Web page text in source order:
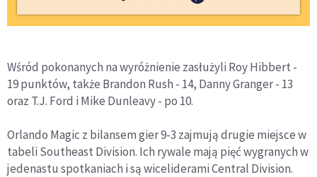
Wśród pokonanych na wyróżnienie zasłużyli Roy Hibbert -
19 punktów, także Brandon Rush - 14, Danny Granger - 13
oraz T.J. Ford i Mike Dunleavy - po 10.
Orlando Magic z bilansem gier 9-3 zajmują drugie miejsce w
tabeli Southeast Division. Ich rywale mają pięć wygranych w
jedenastu spotkaniach i są wiceliderami Central Division.